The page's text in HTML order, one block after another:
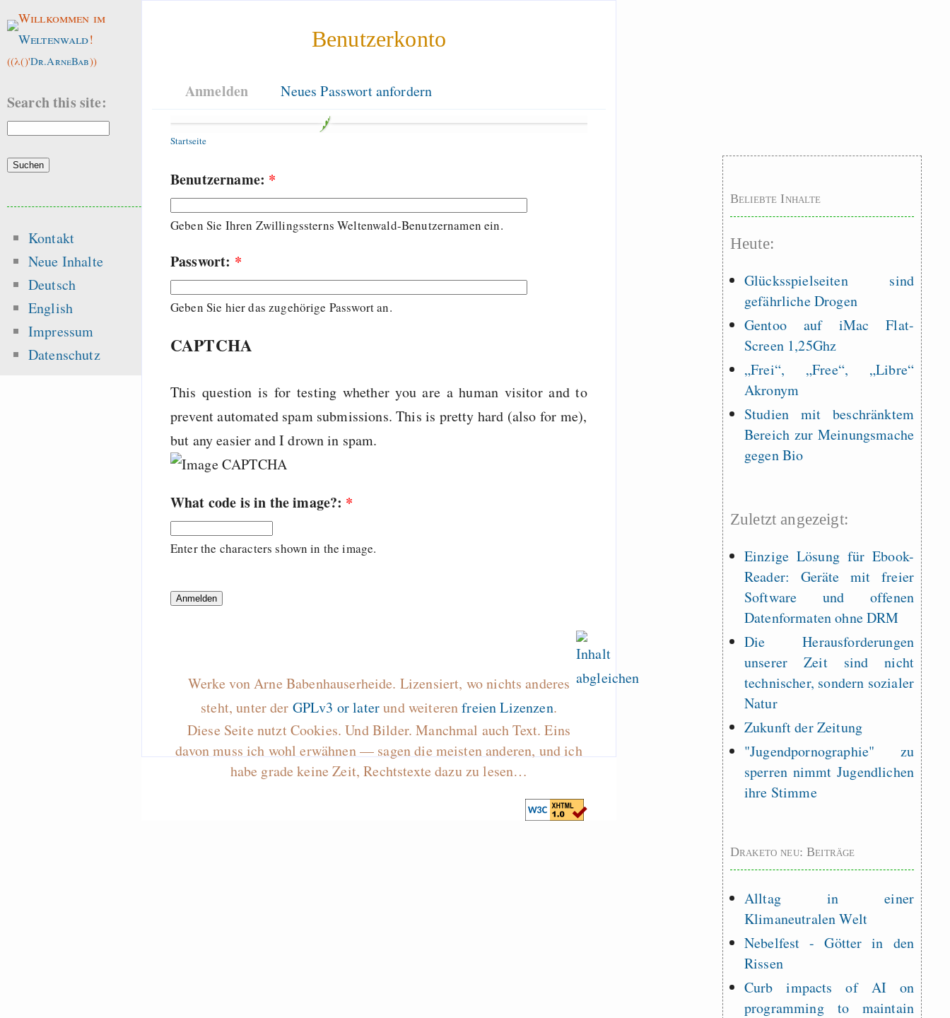
Benutzerkonto
Anmelden Neues Passwort anfordern
Startseite
Benutzername: *
Geben Sie Ihren Zwillingssterns Weltenwald-Benutzernamen ein.
Passwort: *
Geben Sie hier das zugehörige Passwort an.
CAPTCHA
This question is for testing whether you are a human visitor and to
prevent automated spam submissions. This is pretty hard (also for me),
but any easier and I drown in spam.
What code is in the image?: *
Enter the characters shown in the image.
Werke von Arne Babenhauserheide. Lizensiert, wo nichts anderes
steht, unter der GPLv3 or laterund weiterenfreien Lizenzen.
Diese Seite nutzt Cookies. Und Bilder. Manchmal auch Text. Eins
davon muss ich wohl erwähnen — sagen die meisten anderen, und ich
habe grade keine Zeit, Rechtstexte dazu zu lesen…
Willkommen im
Weltenwald!
((λ()'Dr.ArneBab))
Search this site:
Kontakt
Neue Inhalte
Deutsch
English
Impressum
Datenschutz
Beliebte Inhalte
Heute:
Glücksspielseiten sind
gefährliche Drogen
Gentoo auf iMac Flat-
Screen 1,25Ghz
„Frei“, „Free“, „Libre“
Akronym
Studien mit beschränktem
Bereich zur Meinungsmache
gegen Bio
Zuletzt angezeigt:
Einzige Lösung für Ebook-
Reader: Geräte mit freier
Software und offenen
Datenformaten ohne DRM
Die Herausforderungen
unserer Zeit sind nicht
technischer, sondern sozialer
Natur
Zukunft der Zeitung
"Jugendpornographie" zu
sperren nimmt Jugendlichen
ihre Stimme
Draketo neu: Beiträge
Alltag in einer
Klimaneutralen Welt
Nebelfest - Götter in den
Rissen
Curb impacts of AI on
programming to maintain